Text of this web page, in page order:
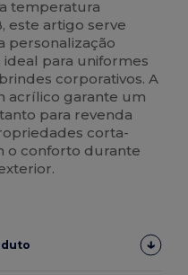
temperatura
este artigo serve
personalização
para uniformes
corporativos. A
acrílico garante um
para revenda
corta-
o conforto durante